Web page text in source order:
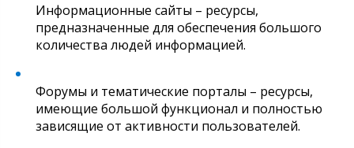
Информационные сайты – ресурсы,
предназначенные для обеспечения большого
количества людей информацией.
Форумы и тематические порталы – ресурсы,
имеющие большой функционал и полностью
зависящие от активности пользователей.